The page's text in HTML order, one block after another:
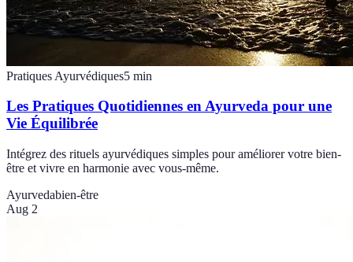
Pratiques Ayurvédiques5 min
Les Pratiques Quotidiennes en Ayurveda pour une
Vie Équilibrée
Intégrez des rituels ayurvédiques simples pour améliorer votre bien-
être et vivre en harmonie avec vous-même.
Ayurvedabien-être
Aug 2